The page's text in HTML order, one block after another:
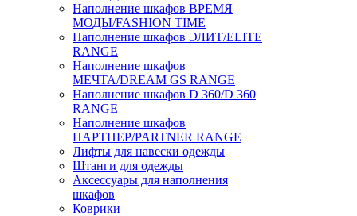
Наполнение шкафов ВРЕМЯ
МОДЫ/FASHION TIME
Наполнение шкафов ЭЛИТ/ELITE
RANGE
Наполнение шкафов
МЕЧТА/DREAM GS RANGE
Наполнение шкафов D 360/D 360
RANGE
Наполнение шкафов
ПАРТНЕР/PARTNER RANGE
Лифты для навески одежды
Штанги для одежды
Аксессуары для наполнения
шкафов
Коврики